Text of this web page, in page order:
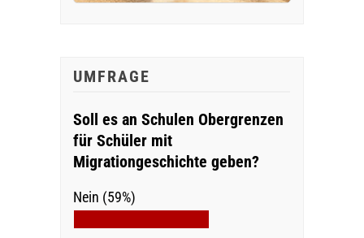
UMFRAGE
Soll es an Schulen Obergrenzen
für Schüler mit
Migrationgeschichte geben?
Nein (59%)